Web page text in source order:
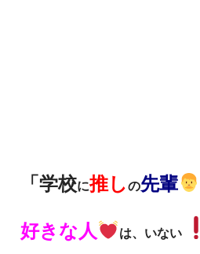
「学校に推しの先輩
好きな人 は、いない